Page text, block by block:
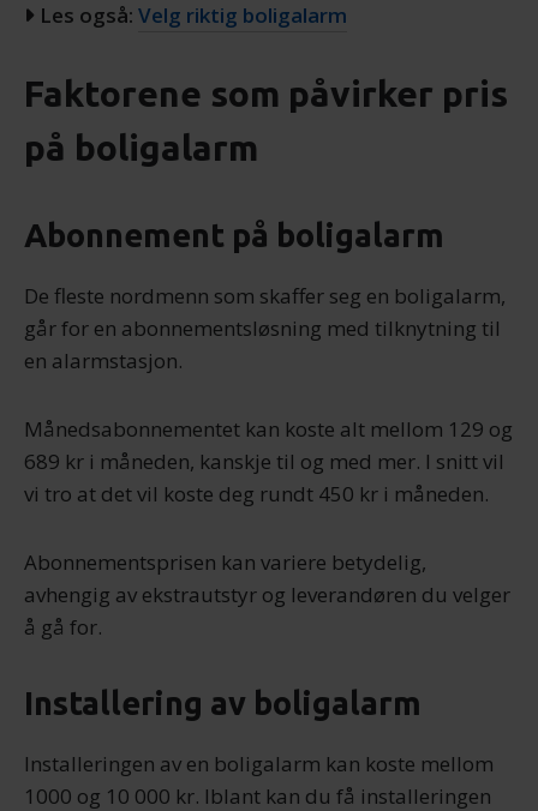
Les også: Velg riktig boligalarm
Faktorene som påvirker pris
på boligalarm
Abonnement på boligalarm
De fleste nordmenn som skaffer seg en boligalarm,
går for en abonnementsløsning med tilknytning til
en alarmstasjon.
Månedsabonnementet kan koste alt mellom 129 og
689 kr i måneden, kanskje til og med mer. I snitt vil
vi tro at det vil koste deg rundt 450 kr i måneden.
Abonnementsprisen kan variere betydelig,
avhengig av ekstrautstyr og leverandøren du velger
å gå for.
Installering av boligalarm
Installeringen av en boligalarm kan koste mellom
1000 og 10 000 kr. Iblant kan du få installeringen